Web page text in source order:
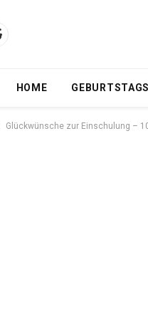
HOME
Glückwünsche zur Einschulung –